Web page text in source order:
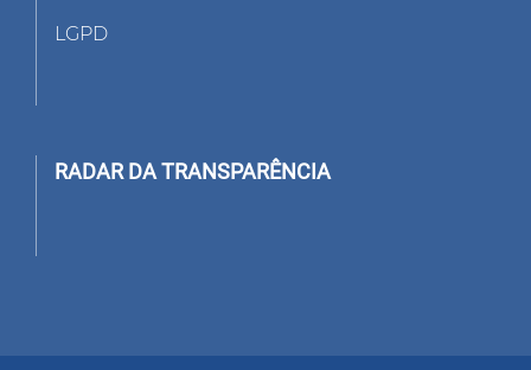
LGPD
RADAR DA TRANSPARÊNCIA